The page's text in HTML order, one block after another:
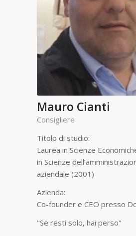
Mauro Cianti
Consigliere
Titolo di studio:
Laurea in Scienze
in Scienze
aziendale (2001)
Azienda:
Co-founder e CEO presso
"Se resti solo, hai perso"